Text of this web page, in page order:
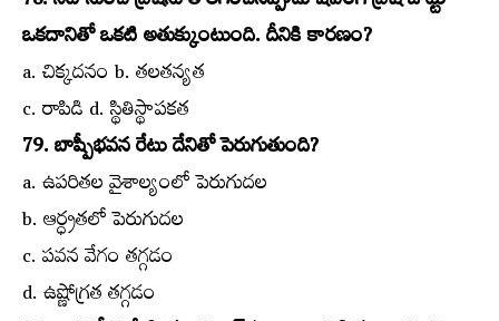
ఒకదానితో ఒకటి అతుక్కుంటుంది. దీనికి కారణం?
a. చిక్కదనం b. తలతన్యత
c. రాపిడి d. స్థితిస్థాపకత
79. బాష్పీభవన రేటు దేనితో పెరుగుతుంది?
a. ఉపరితల వైశాల్యంలో పెరుగుదల
b. ఆర్ధ్రతలో పెరుగుదల
c. పవన వేగం తగ్గడం
d. ఉష్ణోగ్రత తగ్గడం